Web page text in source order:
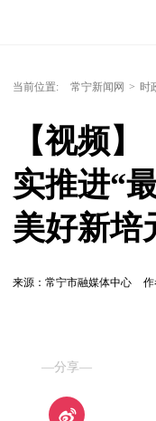
当前位置: 常宁新闻网 > 时
【视频
实推进“
美好新培
来源：常宁市融媒体中心 作
—分享—